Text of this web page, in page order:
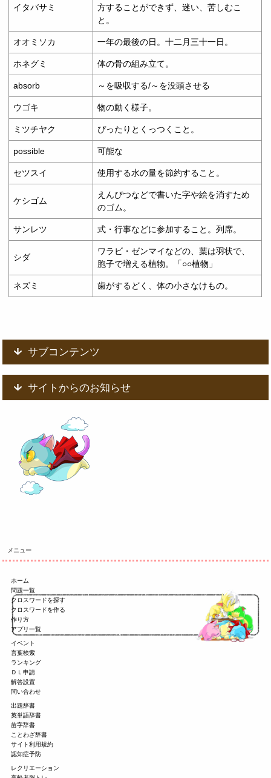
イタバサミ
方することができず、迷い、苦しむこ
と。
オオミソカ 一年の最後の日。十二月三十一日。
ホネグミ 体の骨の組み立て。
absorb ～を吸収する/～を没頭させる
ウゴキ 物の動く様子。
ミツチヤク ぴったりとくっつくこと。
possible 可能な
セツスイ 使用する水の量を節約すること。
ケシゴム
えんぴつなどで書いた字や絵を消すため
のゴム。
サンレツ 式・行事などに参加すること。列席。
シダ
ワラビ・ゼンマイなどの、葉は羽状で、
胞子で増える植物。「○○植物」
ネズミ 歯がするどく、体の小さなけもの。
サブコンテンツ
サイトからのお知らせ
メニュー
ホーム
問題一覧
クロスワードを探す
クロスワードを作る
作り方
アプリ一覧
イベント
言葉検索
ランキング
ＤＬ申請
解答設置
問い合わせ
出題辞書
英単語辞書
苗字辞書
ことわざ辞書
サイト利用規約
認知症予防
レクリエーション